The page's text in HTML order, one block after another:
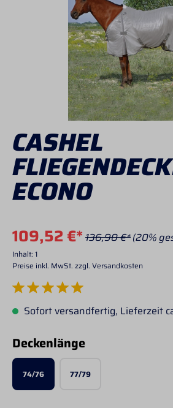
CASHEL
ECONO
109,52 €* 136,90 €*(20%
Inhalt: 1
Preise inkl. MwSt. zzgl. Versandkosten
Durchschnittliche Bewertung von 5 von 5 Sternen
Sofort versandfertig, Lieferzeit
Deckenlängeauswählen
74/76 77/79